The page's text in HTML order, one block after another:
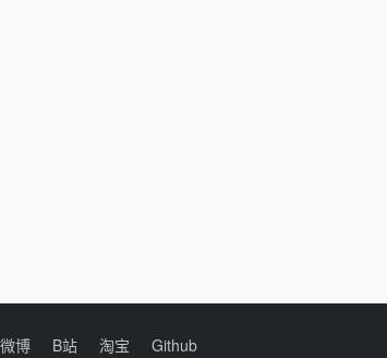
微博 B站 淘宝 Github